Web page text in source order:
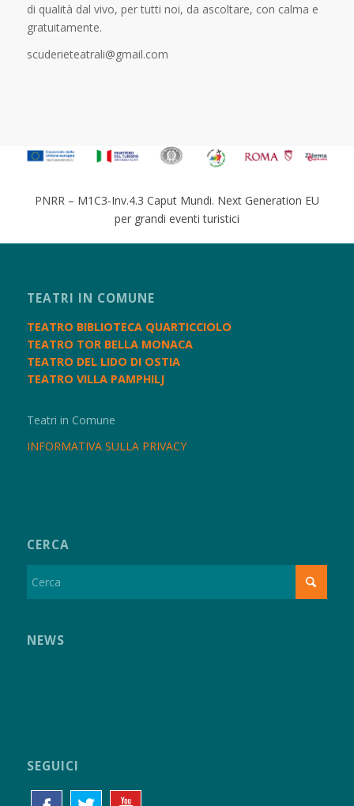
di qualità dal vivo, per tutti noi, da ascoltare, con calma e
gratuitamente.
scuderieteatrali@gmail.com
PNRR – M1C3-Inv.4.3 Caput Mundi. Next Generation EU
per grandi eventi turistici
TEATRI IN COMUNE
TEATRO BIBLIOTECA QUARTICCIOLO
TEATRO TOR BELLA MONACA
TEATRO DEL LIDO DI OSTIA
TEATRO VILLA PAMPHILJ
Teatri in Comune
INFORMATIVA SULLA PRIVACY
CERCA
NEWS
SEGUICI